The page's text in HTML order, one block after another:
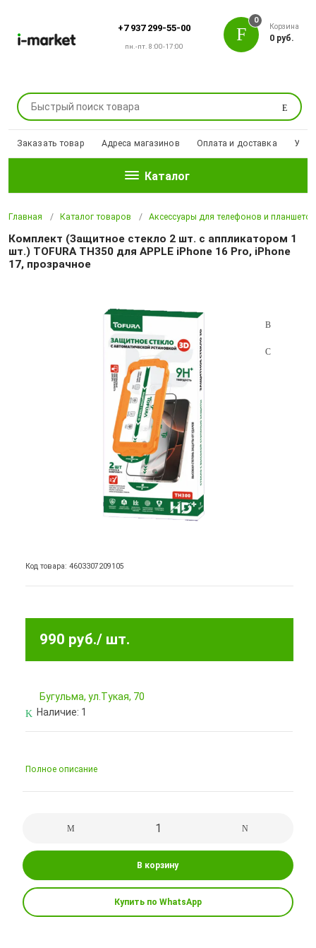
+7 937 299-55-00
пн.-пт. 8:00-17:00
Поиск
0
Корзина
0 руб.
Заказать товар Адреса магазинов Оплата и доставка
Каталог
Главная Каталог товаров Аксессуары для телефонов и планшетов
Комплект (Защитное стекло 2 шт. с аппликатором 1
шт.) TOFURA TH350 для APPLE iPhone 16 Pro, iPhone
17, прозрачное
Код товара: 4603307209105
990 руб./ шт.
Бугульма, ул.Тукая, 70
Наличие: 1
Полное описание
В корзину
Купить по WhatsApp